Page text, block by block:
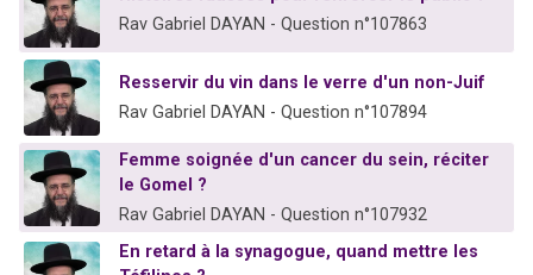
Rav Gabriel DAYAN - Question n°107863
Resservir du vin dans le verre d'un non-Juif
Rav Gabriel DAYAN - Question n°107894
Femme soignée d'un cancer du sein, réciter
le Gomel ?
Rav Gabriel DAYAN - Question n°107932
En retard à la synagogue, quand mettre les